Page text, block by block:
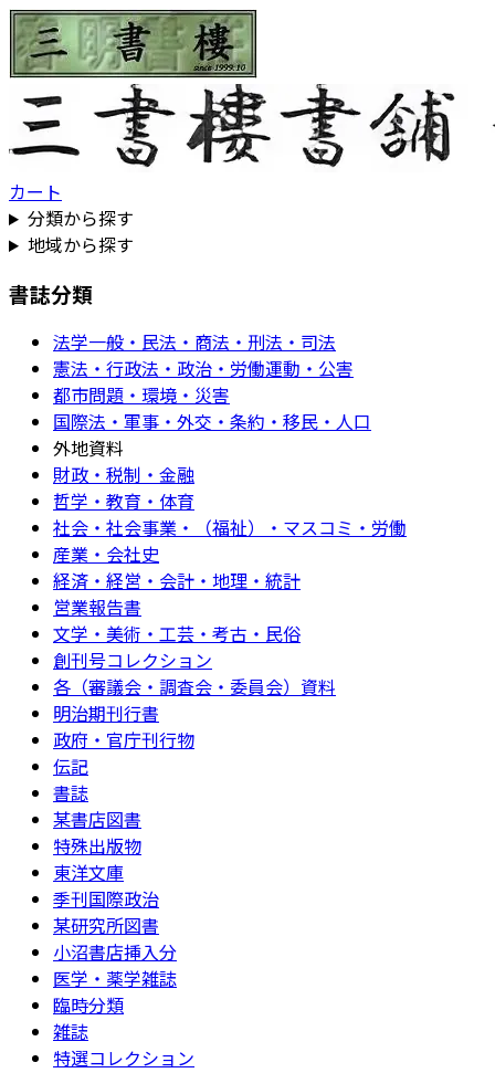
カート
分類から探す
地域から探す
書誌分類
法学一般・民法・商法・刑法・司法
憲法・行政法・政治・労働運動・公害
都市問題・環境・災害
国際法・軍事・外交・条約・移民・人口
外地資料
財政・税制・金融
哲学・教育・体育
社会・社会事業・（福祉）・マスコミ・労働
産業・会社史
経済・経営・会計・地理・統計
営業報告書
文学・美術・工芸・考古・民俗
創刊号コレクション
各（審議会・調査会・委員会）資料
明治期刊行書
政府・官庁刊行物
伝記
書誌
某書店図書
特殊出版物
東洋文庫
季刊国際政治
某研究所図書
小沼書店挿入分
医学・薬学雑誌
臨時分類
雑誌
特選コレクション